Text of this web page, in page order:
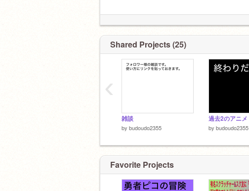
Shared Projects (25)
雑談
by budoudo2355
過去2のアニメ
by budoudo2355
‹
Favorite Projects